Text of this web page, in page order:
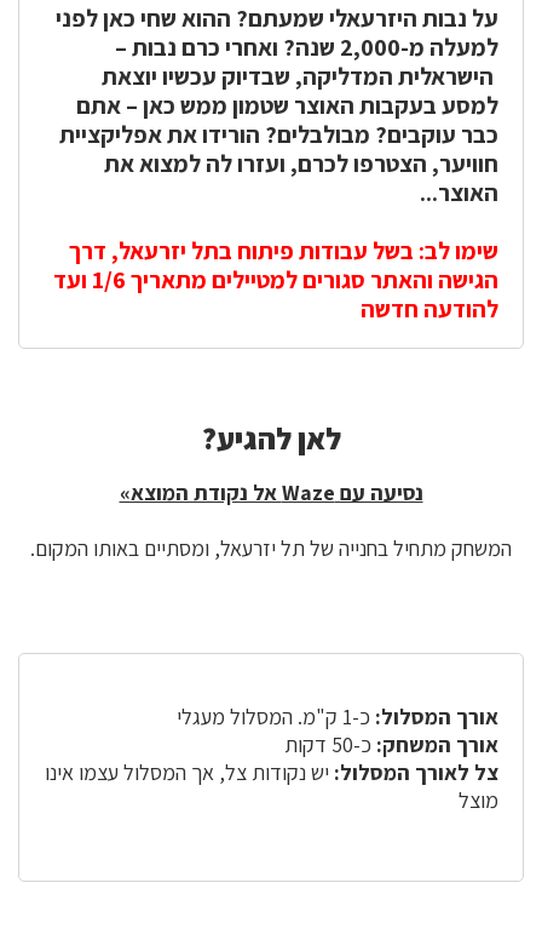
להדפסהלשיתוף
על נבות היזרעאלי שמעתם? ההוא שחי כאן לפני
למעלה מ-2,000 שנה? ואחרי כרם נבות –
הישראלית המדליקה, שבדיוק עכשיו יוצאת
למסע בעקבות האוצר שטמון ממש כאן–אתם
כבר עוקבים? מבולבלים? הורידו את אפליקציית
חוויער, הצטרפו לכרם, ועזרו לה למצוא את
האוצר...
שימו לב: בשל עבודות פיתוח בתל יזרעאל, דרך
הגישה והאתר סגורים למטיילים מתאריך 1/6 ועד
להודעה חדשה
לאן
לאן להגיע?
נסיעה עם Waze אל נקודת המוצא»
המשחק מתחיל בחנייה של תל יזרעאל, ומסתיים באותו המקום.
אורך המסלול: כ-1 ק"מ. המסלול מעגלי
אורך המשחק: כ-50 דקות
צל לאורך המסלול: יש נקודות צל, אך המסלול עצמו אינו
מוצל